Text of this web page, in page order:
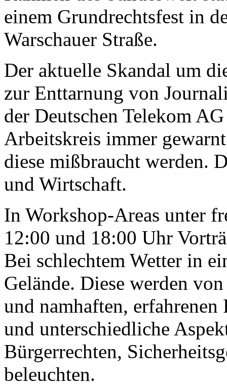
einem Grundrechtsfest in
Warschauer Straße.
Der aktuelle Skandal um
zur Enttarnung von
der Deutschen Telekom
Arbeitskreis immer
diese mißbraucht werden.
und Wirtschaft.
In Workshop-Areas unter
12:00 und 18:00 Uhr
Bei schlechtem Wetter in
Gelände. Diese werden
und namhaften,
und unterschiedliche
Bürgerrechten,
beleuchten.